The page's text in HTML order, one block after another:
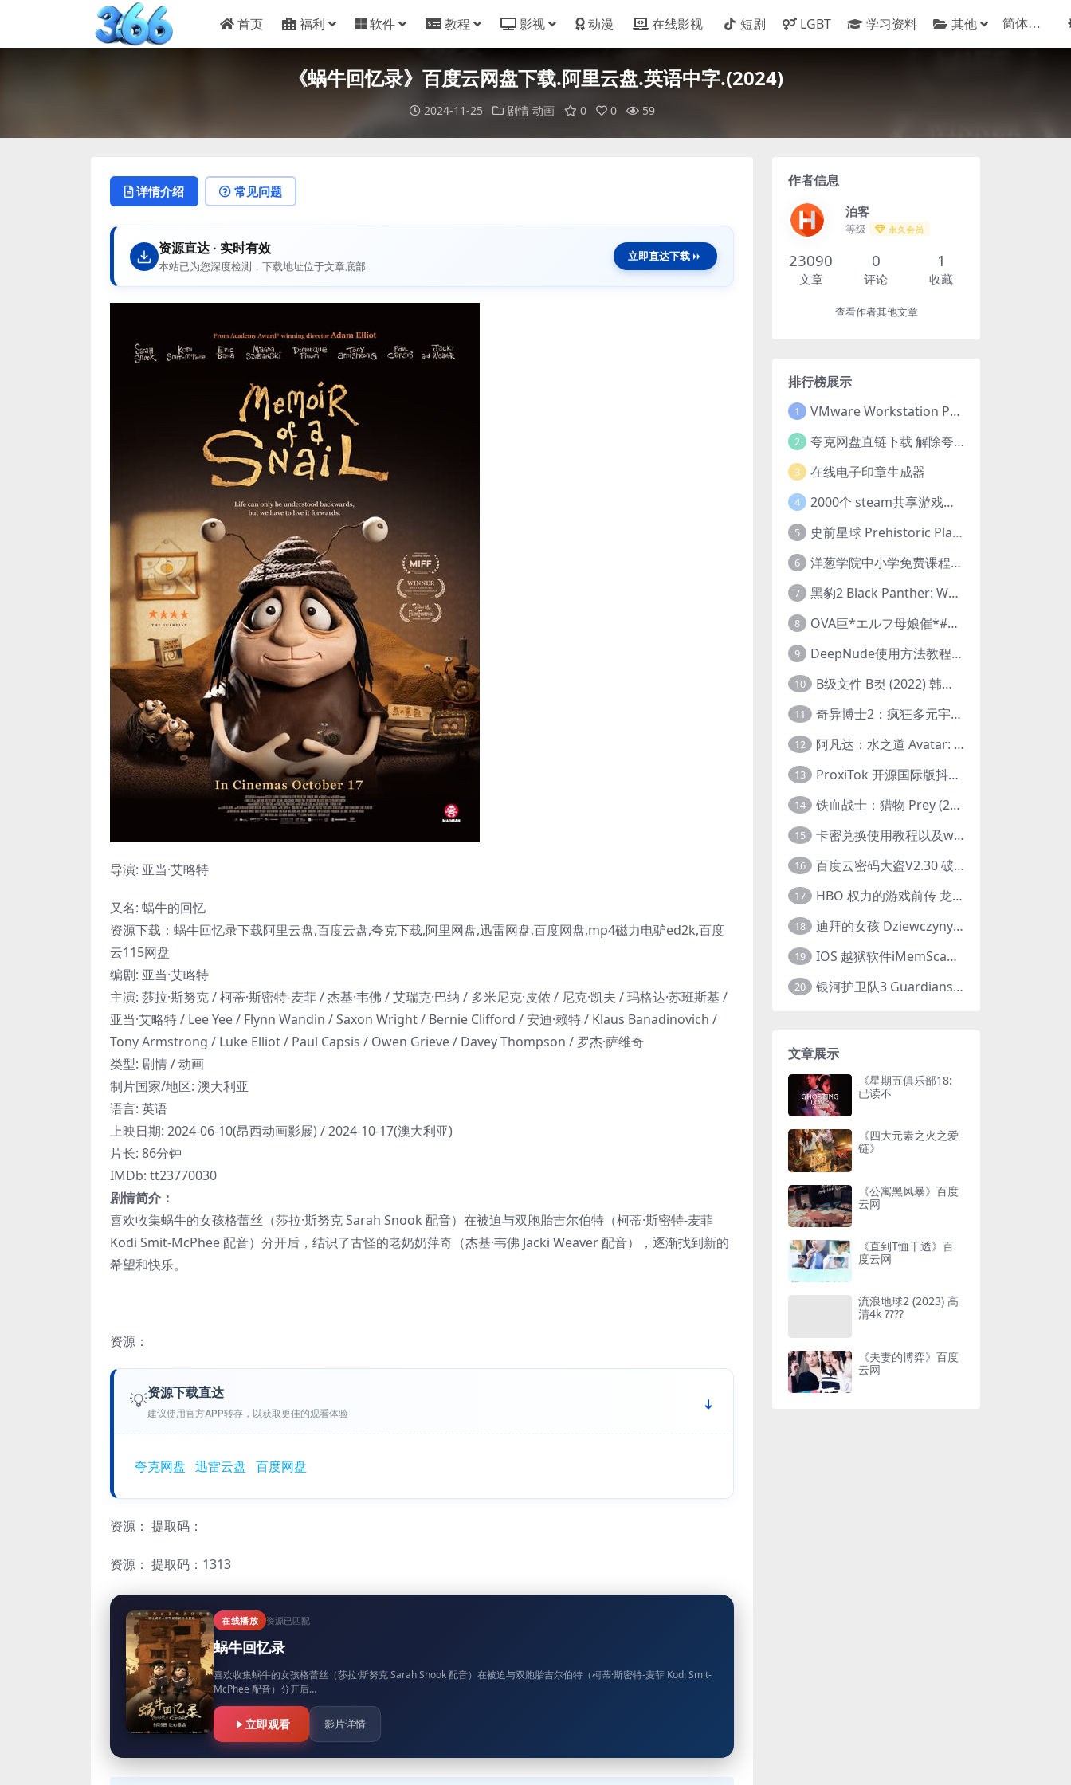
首页 福利 软件 教程 影视 动漫 在线影视 短剧 LGBT 学习资料 其他
《蜗牛回忆录》百度云网盘下载.阿里云盘.英语中字.(2024)
2024-11-25 剧情 动画 0 0 59
详情介绍 常见问题
资源直达 · 实时有效
本站已为您深度检测，下载地址位于文章底部
立即直达下载
导演: 亚当·艾略特
又名: 蜗牛的回忆
资源下载：蜗牛回忆录下载阿里云盘,百度云盘,夸克下载,阿里网盘,迅雷网盘,百度网盘,mp4磁力电驴ed2k,百度
云115网盘
编剧: 亚当·艾略特
主演: 莎拉·斯努克 / 柯蒂·斯密特-麦菲 / 杰基·韦佛 / 艾瑞克·巴纳 / 多米尼克·皮侬 / 尼克·凯夫 / 玛格达·苏班斯基 /
亚当·艾略特 / Lee Yee / Flynn Wandin / Saxon Wright / Bernie Clifford / 安迪·赖特 / Klaus Banadinovich /
Tony Armstrong / Luke Elliot / Paul Capsis / Owen Grieve / Davey Thompson / 罗杰·萨维奇
类型: 剧情 / 动画
制片国家/地区: 澳大利亚
语言: 英语
上映日期: 2024-06-10(昂西动画影展) / 2024-10-17(澳大利亚)
片长: 86分钟
IMDb: tt23770030
剧情简介：
喜欢收集蜗牛的女孩格蕾丝（莎拉·斯努克 Sarah Snook 配音）在被迫与双胞胎吉尔伯特（柯蒂·斯密特-麦菲
Kodi Smit-McPhee 配音）分开后，结识了古怪的老奶奶萍奇（杰基·韦佛 Jacki Weaver 配音），逐渐找到新的
希望和快乐。
资源：
💡资源下载直达
建议使用官方APP转存，以获取更佳的观看体验
夸克网盘 迅雷云盘 百度网盘
资源： 提取码：
资源： 提取码：1313
在线播放 资源已匹配
蜗牛回忆录
喜欢收集蜗牛的女孩格蕾丝（莎拉·斯努克 Sarah Snook 配音）在被迫与双胞胎吉尔伯特（柯蒂·斯密特-麦菲 Kodi Smit-
McPhee 配音）分开后…
立即观看 影片详情
作者信息
泊客
等级 永久会员
23090
文章
0
评论
1
收藏
查看作者其他文章
排行榜展示
1 VMware Workstation Pro 16 永久激活密钥(序列号)
2 夸克网盘直链下载 解除夸克网盘下载限制 油猴脚本
3 在线电子印章生成器
4 2000个 steam共享游戏账号 离线steam账号分享
5 史前星球 Prehistoric Planet (2022) 中字 1080p 高清 阿里云盘 2022.5.27已更新全集
6 洋葱学院中小学免费课程集合 云盘下载
7 黑豹2 Black Panther: Wakanda Forever (2022) 高清版
8 OVA巨*エルフ母娘催*#1エルフの国を蹂*する男。汚された女王と姫
9 DeepNude使用方法教程FAQ
10 B级文件 B컷 (2022) 韩国大尺度剧情电影 1080P 中字
11 奇异博士2：疯狂多元宇宙 Doctor Strange in the Multiverse of Madness (2022) 高清版1080p
12 阿凡达：水之道 Avatar: The Way of Water (2022) 1080p 2k 4k 中文字幕
13 ProxiTok 开源国际版抖音TikTok网页版 国内网络直连
14 铁血战士：猎物 Prey (2022) 中英字幕 1080P
15 卡密兑换使用教程以及windows使用教程
16 百度云密码大盗V2.30 破解分享链接提取码
17 HBO 权力的游戏前传 龙之家族 House of the Dragon (2022) 中字 1080P 更新4集
18 迪拜的女孩 Dziewczyny z Dubaju (2021) 1080P 中字
19 IOS 越狱软件iMemScan version1.2.6 游戏内存修改器
20 银河护卫队3 Guardians of the Galaxy Vol. 3 (2023)4K高清资源1080p只分享精品
文章展示
《星期五俱乐部18:
已读不
《四大元素之火之爱
链》
《公寓黑风暴》百度
云网
《直到T恤干透》百
度云网
流浪地球2 (2023) 高
清4k ????
《夫妻的博弈》百度
云网